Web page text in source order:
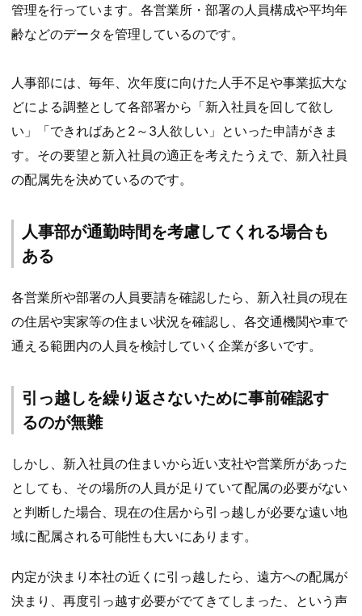
管理を行っています。各営業所・部署の人員構成や平均年
齢などのデータを管理しているのです。
人事部には、毎年、次年度に向けた人手不足や事業拡大な
どによる調整として各部署から「新入社員を回して欲し
い」「できればあと2～3人欲しい」といった申請がきま
す。その要望と新入社員の適正を考えたうえで、新入社員
の配属先を決めているのです。
人事部が通勤時間を考慮してくれる場合も
ある
各営業所や部署の人員要請を確認したら、新入社員の現在
の住居や実家等の住まい状況を確認し、各交通機関や車で
通える範囲内の人員を検討していく企業が多いです。
引っ越しを繰り返さないために事前確認す
るのが無難
しかし、新入社員の住まいから近い支社や営業所があった
としても、その場所の人員が足りていて配属の必要がない
と判断した場合、現在の住居から引っ越しが必要な遠い地
域に配属される可能性も大いにあります。
内定が決まり本社の近くに引っ越したら、遠方への配属が
決まり、再度引っ越す必要がでてきてしまった、という声